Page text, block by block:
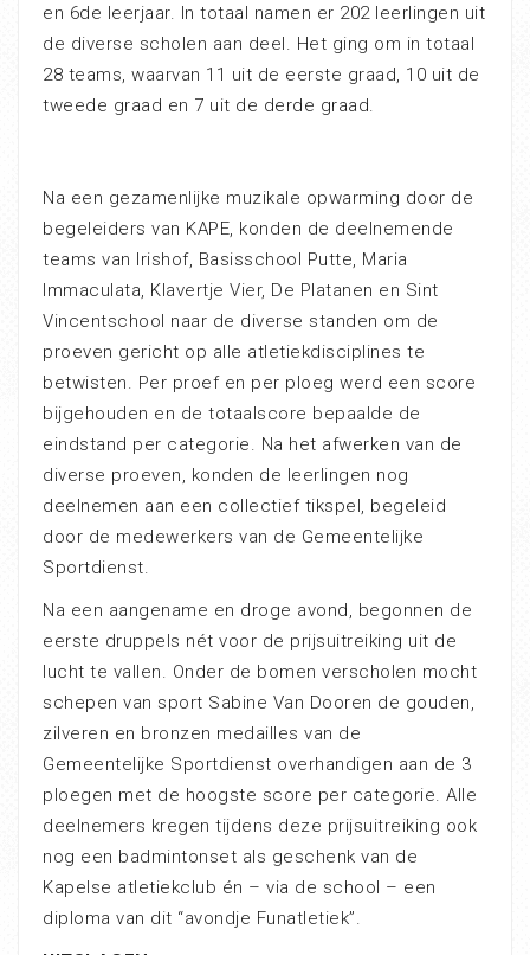
en 6de leerjaar. In totaal namen er 202 leerlingen uit
de diverse scholen aan deel. Het ging om in totaal
28 teams, waarvan 11 uit de eerste graad, 10 uit de
tweede graad en 7 uit de derde graad.
Na een gezamenlijke muzikale opwarming door de
begeleiders van KAPE, konden de deelnemende
teams van Irishof, Basisschool Putte, Maria
Immaculata, Klavertje Vier, De Platanen en Sint
Vincentschool naar de diverse standen om de
proeven gericht op alle atletiekdisciplines te
betwisten. Per proef en per ploeg werd een score
bijgehouden en de totaalscore bepaalde de
eindstand per categorie. Na het afwerken van de
diverse proeven, konden de leerlingen nog
deelnemen aan een collectief tikspel, begeleid
door de medewerkers van de Gemeentelijke
Sportdienst.
Na een aangename en droge avond, begonnen de
eerste druppels nét voor de prijsuitreiking uit de
lucht te vallen. Onder de bomen verscholen mocht
schepen van sport Sabine Van Dooren de gouden,
zilveren en bronzen medailles van de
Gemeentelijke Sportdienst overhandigen aan de 3
ploegen met de hoogste score per categorie. Alle
deelnemers kregen tijdens deze prijsuitreiking ook
nog een badmintonset als geschenk van de
Kapelse atletiekclub én – via de school – een
diploma van dit “avondje Funatletiek”.